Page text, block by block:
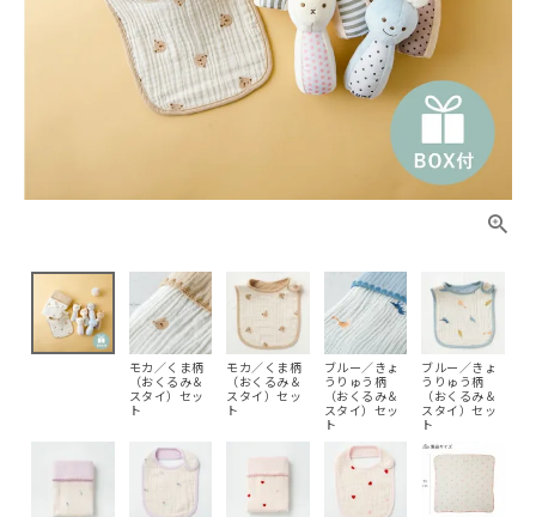
モカ／くま柄
（おくるみ＆
スタイ）セッ
ト
モカ／くま柄
（おくるみ＆
スタイ）セッ
ト
ブルー／きょ
うりゅう柄
（おくるみ＆
スタイ）セッ
ト
ブルー／きょ
うりゅう柄
（おくるみ＆
スタイ）セッ
ト